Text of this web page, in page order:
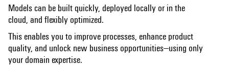
Models can be built quickly, deployed locally or in the
cloud, and flexibly optimized.
This enables you to improve processes, enhance product
quality, and unlock new business opportunities—using only
your domain expertise.